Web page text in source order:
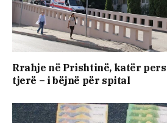
Rrahje në Prishtinë, katër
tjerë – i bëjnë për spital